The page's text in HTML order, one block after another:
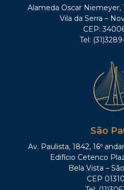
Alameda Oscar Niemeyer,
Vila da Serra –
CEP:
Tel:
São
Av. Paulista, 1842, 16º
Edifício Cetenco
Bela Vista –
CEP